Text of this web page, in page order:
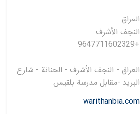
العراق
النجف الأشرف
+9647711602329
العراق - النجف الأشرف - الحنانة - شارع
البريد -مقابل مدرسة بلقيس
warithanbia.com